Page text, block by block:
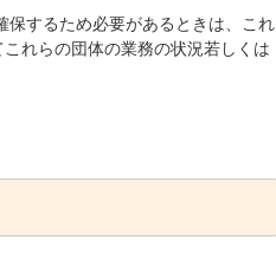
するため必要があるときは、これ
れらの団体の業務の状況若しくは